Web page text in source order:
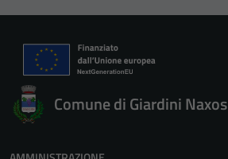
Comune di Giardini Naxos